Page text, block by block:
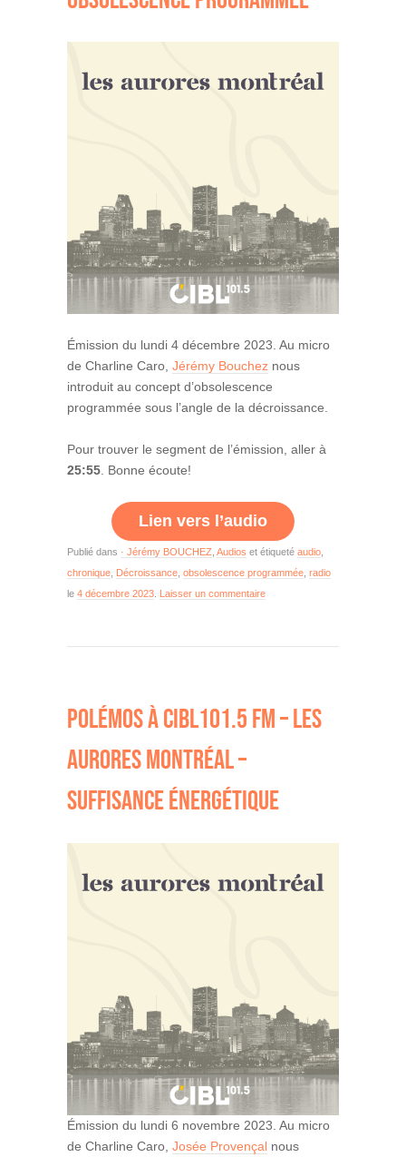
Émission du lundi 4 décembre 2023. Au micro
de Charline Caro, Jérémy Bouchez nous
introduit au concept d’obsolescence
programmée sous l’angle de la décroissance.
Pour trouver le segment de l’émission, aller à
25:55 . Bonne écoute!
Lien vers l’audio
Publié dans · Jérémy BOUCHEZ Audios et étiqueté audio
chronique Décroissance obsolescence programmée radio
le 4 décembre 2023 Laisser un commentaire
POLÉMOS À CIBL101.5 FM – LES
AURORES MONTRÉAL –
SUFFISANCE ÉNERGÉTIQUE
Émission du lundi 6 novembre 2023. Au micro
de Charline Caro, Josée Provençal nous